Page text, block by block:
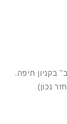
בקניון חיפה.
אני משחזר נכון)